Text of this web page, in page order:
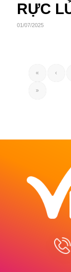
RỰC
01/07/2025
« ‹
»